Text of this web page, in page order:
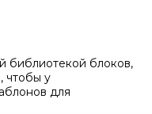
библиотекой блоков,
чтобы у
для